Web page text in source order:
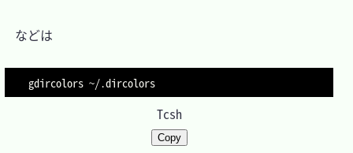
などは
gdircolors ~/.dircolors
Tcsh
Copy